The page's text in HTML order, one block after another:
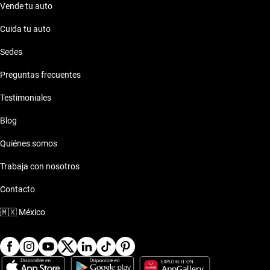
Vende tu auto
Cuida tu auto
Sedes
Preguntas frecuentes
Testimoniales
Blog
Quiénes somos
Trabaja con nosotros
Contacto
🇲🇽 México